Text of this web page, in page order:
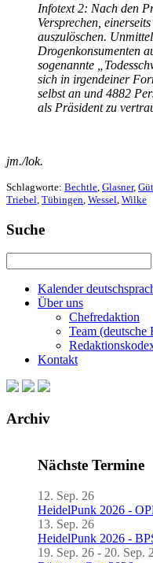
Infotext 2: Nach den
Versprechen,
auszulöschen.
Drogenkonsumenten
sogenannte
sich in irgendeiner
selbst an und 4882
als Präsident zu
jm./lok.
Schlagworte: Bechtle Glasner,
Triebel Tübingen Wessel Wilke
Suche
Kalender
Über uns
Chefredaktion
Team (deutsche
Kontakt
Archiv
Nächste Termine
12. Sep. 26
HeidelPunk 2026 -
13. Sep. 26
HeidelPunk 2026 -
19. Sep. 26 - 20. Sep.